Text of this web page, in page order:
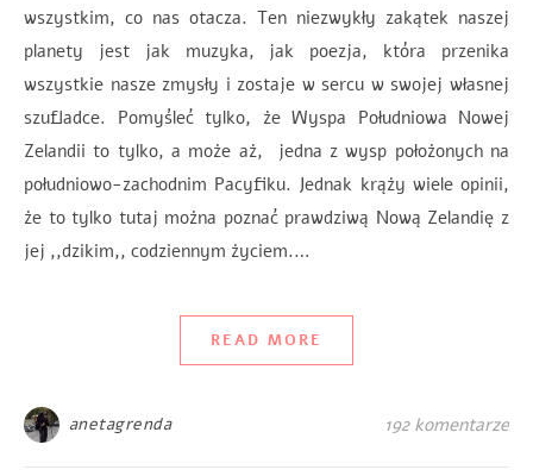
wszystkim, co nas otacza. Ten niezwykły zakątek naszej
planety jest jak muzyka, jak poezja, która przenika
wszystkie nasze zmysły i zostaje w sercu w swojej własnej
szufladce. Pomyśleć tylko, że Wyspa Południowa Nowej
Zelandii to tylko, a może aż, jedna z wysp położonych na
południowo-zachodnim Pacyfiku. Jednak krąży wiele opinii,
że to tylko tutaj można poznać prawdziwą Nową Zelandię z
jej ,,dzikim,, codziennym życiem.…
READ MORE
anetagrenda 192 komentarze